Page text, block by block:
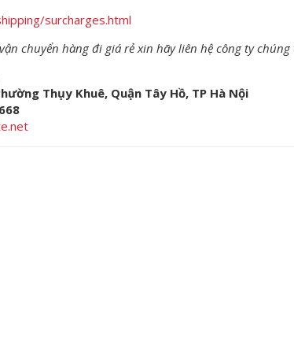
surcharges.html
chuyển hàng đi giá rẻ xin hãy liên hệ công ty chúng
Thụy Khuê, Quận Tây Hồ, TP Hà Nội